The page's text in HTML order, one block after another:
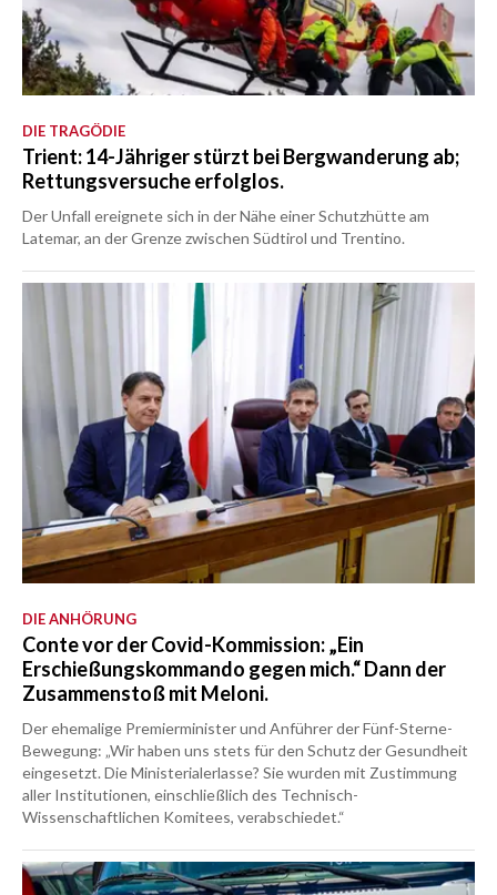
DIE TRAGÖDIE
Trient: 14-Jähriger stürzt bei Bergwanderung ab;
Rettungsversuche erfolglos.
Der Unfall ereignete sich in der Nähe einer Schutzhütte am
Latemar, an der Grenze zwischen Südtirol und Trentino.
DIE ANHÖRUNG
Conte vor der Covid-Kommission: „Ein
Erschießungskommando gegen mich.“ Dann der
Zusammenstoß mit Meloni.
Der ehemalige Premierminister und Anführer der Fünf-Sterne-
Bewegung: „Wir haben uns stets für den Schutz der Gesundheit
eingesetzt. Die Ministerialerlasse? Sie wurden mit Zustimmung
aller Institutionen, einschließlich des Technisch-
Wissenschaftlichen Komitees, verabschiedet.“